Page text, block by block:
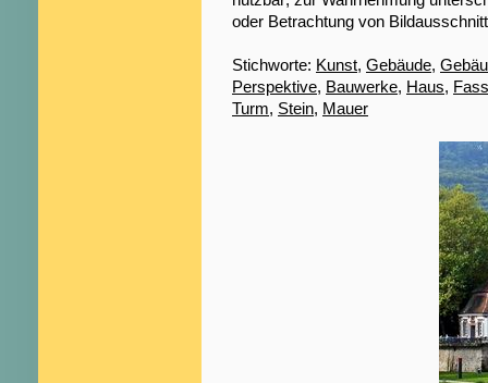
oder Betrachtung von
Stichworte: Kunst, Gebäude,
Perspektive, Bauwerke, Haus,
Turm, Stein, Mauer